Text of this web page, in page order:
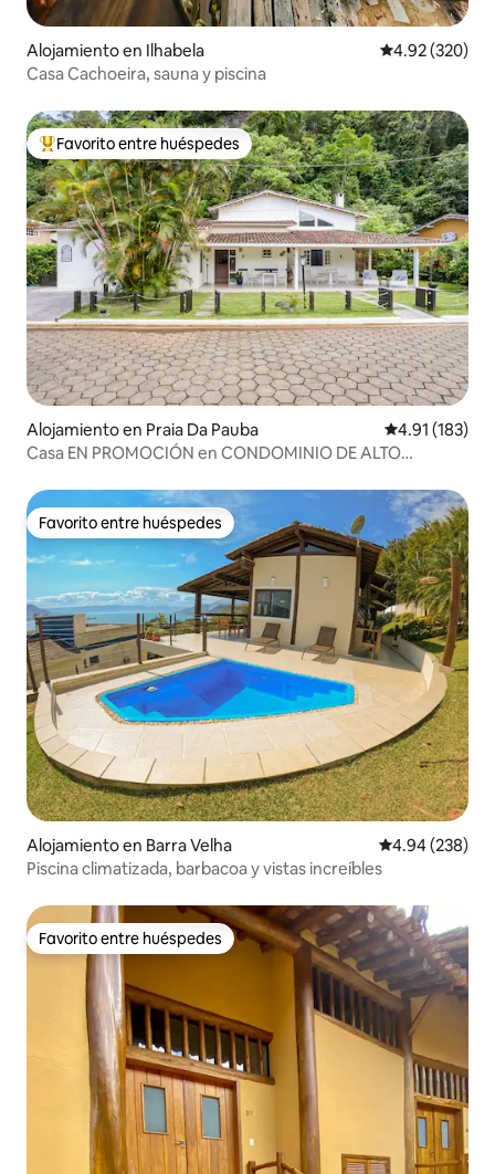
Alojamiento en Ilhabela Calificación
4.92 (320)
Casa Cachoeira, sauna y piscina
Favorito entre huéspedes preferido
Favorito entre huéspedes
Alojamiento en Praia Da Pauba Calificación
4.91 (183)
Casa EN PROMOCIÓN en CONDOMINIO DE ALTO
Favorito entre huéspedes
Favorito entre huéspedes
Alojamiento en Barra Velha Calificación
4.94 (238)
Piscina climatizada, barbacoa y vistas increíbles
Favorito entre huéspedes
Favorito entre huéspedes